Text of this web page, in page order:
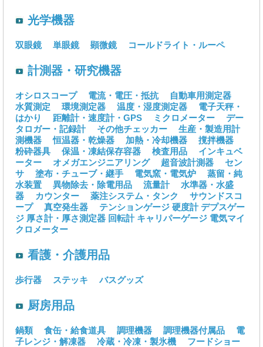
光学機器
双眼鏡 単眼鏡 顕微鏡 コールドライト・ルーペ
計測器・研究機器
オシロスコープ 電流・電圧・抵抗
自動車用測定器
水質測定
環境測定器 温度・湿度測定器
電子天秤・
はかり
距離計・速度計・GPS ミクロメーター
デー
タロガー・記録計
その他チェッカー
生産・製造用計
測機器
恒温器・乾燥器 加熱・冷却機器
撹拌機器
粉砕器具
保温・凍結保存容器 検査用品
インキュベ
ーター
オメガエンジニアリング 超音波計測器
セン
サ
塗布・チューブ・継手 電気窯・電気炉
蒸留・純
水装置
異物除去・除電用品 流量計
水準器・水盛
器
カウンター 薬注システム・タンク
サウンドスコ
ープ
真空発生器 テンションゲージ 硬度計 デプスゲー
ジ 厚さ計・厚さ測定器 回転計 キャリパーゲージ 電気マイ
クロメーター
看護・介護用品
歩行器 ステッキ バスグッズ
厨房用品
鍋類 食缶・給食道具 調理機器 調理機器付属品
電
子レンジ・解凍器
冷蔵・冷凍・製氷機
フードショー